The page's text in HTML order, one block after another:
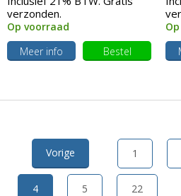
verzonden.
Op voorraad
Meer info
Bestel
Vorige 1
4 5 22